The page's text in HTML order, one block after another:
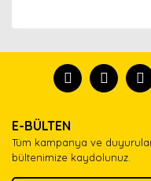
formunu kullanarak
Görüş ve önerileriniz
Ürün açıklamasında
Ürün bilgilerinde
Ürün fiyatı diğer
E-BÜLTEN
Tüm kampanya ve
bültenimize kaydolunuz.